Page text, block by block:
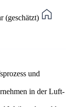
(geschätzt)
und
in der Luft-